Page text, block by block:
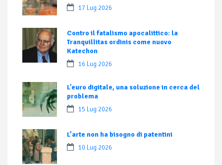
17 Lug 2026
Contro il fatalismo apocalittico: la
Tranquillitas ordinis come nuovo
Katechon
16 Lug 2026
L’euro digitale, una soluzione in cerca del
problema
15 Lug 2026
L’arte non ha bisogno di patentini
10 Lug 2026